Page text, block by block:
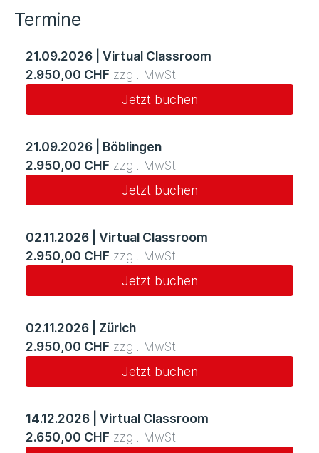
Termine
21.09.2026
Virtual Classroom
2.950,00 CHF zzgl. MwSt
Jetzt buchen
21.09.2026
Böblingen
2.950,00 CHF zzgl. MwSt
Jetzt buchen
02.11.2026
Virtual Classroom
2.950,00 CHF zzgl. MwSt
Jetzt buchen
02.11.2026
Zürich
2.950,00 CHF zzgl. MwSt
Jetzt buchen
14.12.2026
Virtual Classroom
2.650,00 CHF zzgl. MwSt